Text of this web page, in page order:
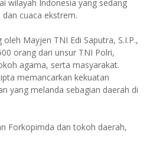
wilayah Indonesia yang sedang
cuaca ekstrem.
Mayjen TNI Edi Saputra, S.I.P.,
orang dari unsur TNI Polri,
agama, serta masyarakat.
memancarkan kekuatan
yang melanda sebagian daerah di
Forkopimda dan tokoh daerah,